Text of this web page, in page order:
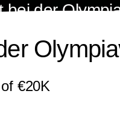
bei der
of €20K